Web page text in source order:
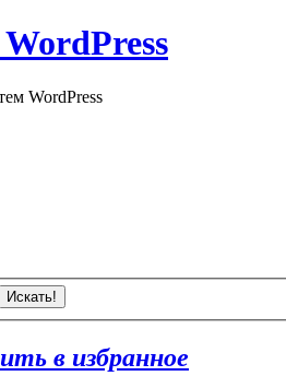
WordPress
Искать!